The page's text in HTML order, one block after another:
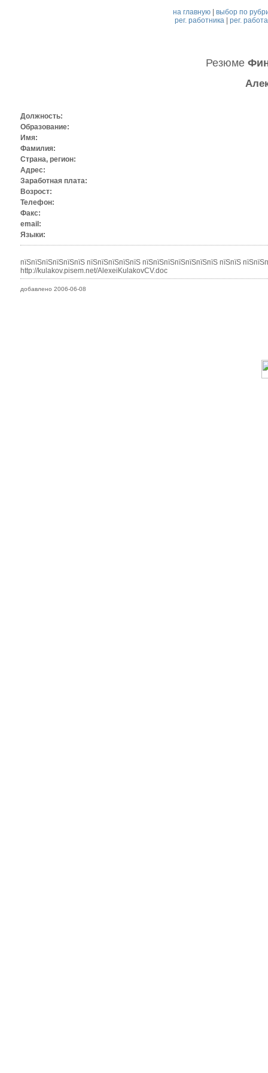
на главную |выбор по
рег. работника| рег.
Резюме
Должность:
Образование:
Имя:
Фамилия:
Страна, регион:
Адрес:
Заработная плата:
Возрост:
Телефон:
Факс:
email:
Языки:
пїЅпїЅпїЅпїЅпїЅпїЅ пїЅпїЅпїЅпїЅпїЅ пїЅпїЅпїЅпїЅпїЅпїЅпїЅ пїЅпїЅ
http://kulakov.pisem.net/AlexeiKulakovCV.doc
добавлено 2006-06-08